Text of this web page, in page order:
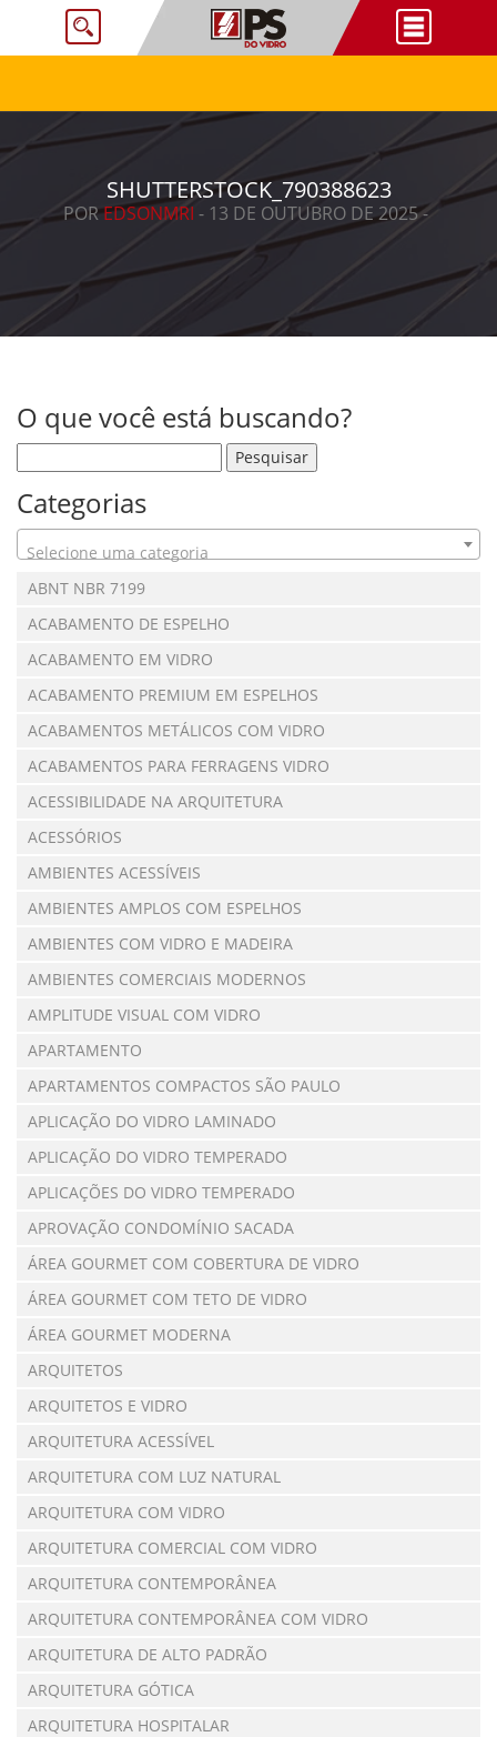
SHUTTERSTOCK_790388623
POREDSONMRI - 13 DE OUTUBRO DE 2025 -
O que você está buscando?
Categorias
Selecione uma categoria
ABNT NBR 7199
ACABAMENTO DE ESPELHO
ACABAMENTO EM VIDRO
ACABAMENTO PREMIUM EM ESPELHOS
ACABAMENTOS METÁLICOS COM VIDRO
ACABAMENTOS PARA FERRAGENS VIDRO
ACESSIBILIDADE NA ARQUITETURA
ACESSÓRIOS
AMBIENTES ACESSÍVEIS
AMBIENTES AMPLOS COM ESPELHOS
AMBIENTES COM VIDRO E MADEIRA
AMBIENTES COMERCIAIS MODERNOS
AMPLITUDE VISUAL COM VIDRO
APARTAMENTO
APARTAMENTOS COMPACTOS SÃO PAULO
APLICAÇÃO DO VIDRO LAMINADO
APLICAÇÃO DO VIDRO TEMPERADO
APLICAÇÕES DO VIDRO TEMPERADO
APROVAÇÃO CONDOMÍNIO SACADA
ÁREA GOURMET COM COBERTURA DE VIDRO
ÁREA GOURMET COM TETO DE VIDRO
ÁREA GOURMET MODERNA
ARQUITETOS
ARQUITETOS E VIDRO
ARQUITETURA ACESSÍVEL
ARQUITETURA COM LUZ NATURAL
ARQUITETURA COM VIDRO
ARQUITETURA COMERCIAL COM VIDRO
ARQUITETURA CONTEMPORÂNEA
ARQUITETURA CONTEMPORÂNEA COM VIDRO
ARQUITETURA DE ALTO PADRÃO
ARQUITETURA GÓTICA
ARQUITETURA HOSPITALAR